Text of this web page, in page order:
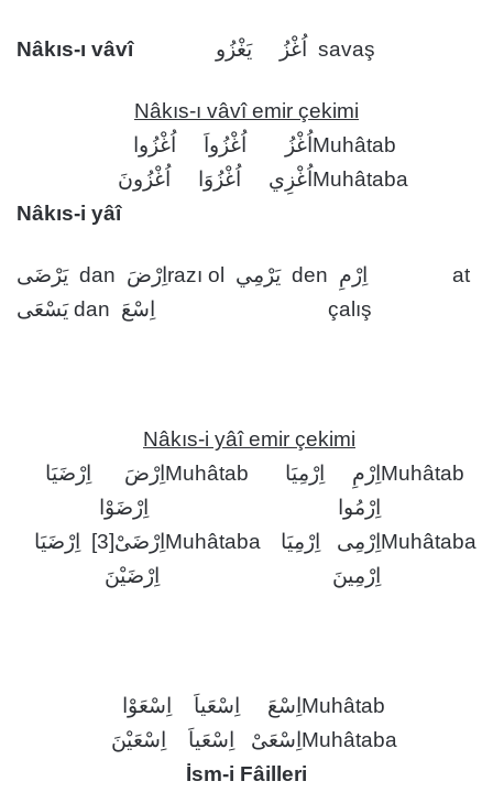
Nâkıs-ı vâvî اُغْزُ يَغْزُو savaş
Nâkıs-ı vâvî emir çekimi
اُغْزُ اُغْزُواَ اُغْزُوا Muhâtab
اُغْزِي اُغْزُوَا اُغْزُونَ Muhâtaba
Nâkıs-i yâî
اِرْضَ dan يَرْضَى razı ol اِرْمِ den يَرْمِي
at
اِسْعَ dan يَسْعَى
çalış
Nâkıs-i yâî emir çekimi
اِرْضَ اِرْضَيَا
اِرْضَوْا
Muhâtab
اِرْمِ اِرْمِيَا
اِرْمُوا
Muhâtab
اِرْضَىْ[3] اِرْضَيَا
اِرْضَيْنَ
Muhâtaba
اِرْمِى اِرْمِيَا
اِرْمِينَ
Muhâtaba
اِسْعَ اِسْعَياَ اِسْعَوْا Muhâtab
اِسْعَىْ اِسْعَياَ اِسْعَيْنَ Muhâtaba
İsm-i Fâilleri